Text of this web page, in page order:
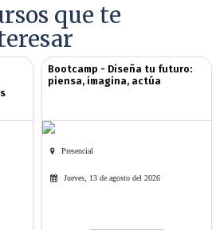
que te
Bootcamp - Diseña tu futuro:
piensa, imagina, actúa
Presencial
Jueves, 13 de agosto del 2026